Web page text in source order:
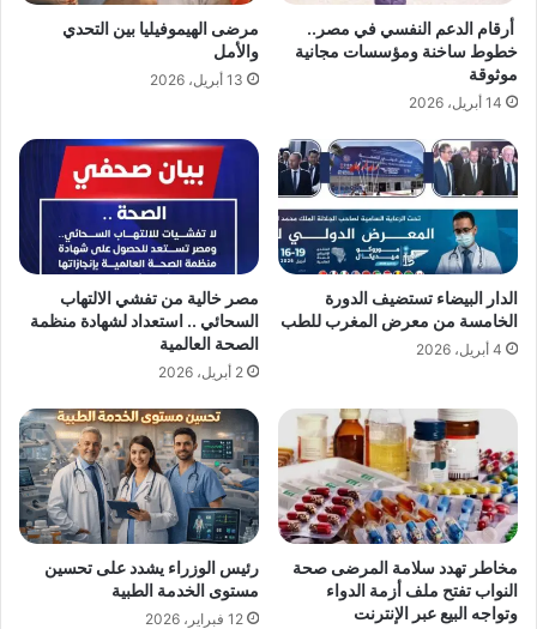
أرقام الدعم النفسي في مصر..
خطوط ساخنة ومؤسسات مجانية
موثوقة
14 أبريل، 2026
مرضى الهيموفيليا بين التحدي
والأمل
13 أبريل، 2026
الدار البيضاء تستضيف الدورة
الخامسة من معرض المغرب للطب
4 أبريل، 2026
مصر خالية من تفشي الالتهاب
السحائي .. استعداد لشهادة منظمة
الصحة العالمية
2 أبريل، 2026
مخاطر تهدد سلامة المرضى صحة
النواب تفتح ملف أزمة الدواء
وتواجه البيع عبر الإنترنت
رئيس الوزراء يشدد على تحسين
مستوى الخدمة الطبية
12 فبراير، 2026